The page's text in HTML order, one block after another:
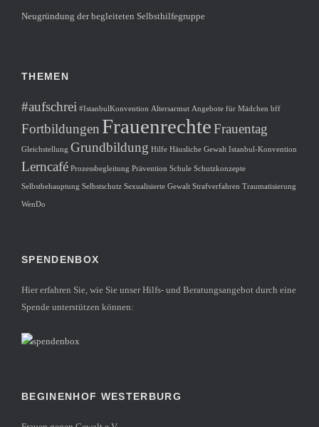
Neugründung der begleiteten Selbsthilfegruppe
THEMEN
#aufschrei #IstanbulKonvention Altersarmut Angebote für Mädchen bff
Fortbildungen FrauenrechteFrauentag
Gleichstellung Grundbildung Hilfe Häusliche Gewalt Istanbul-Konvention
Lerncafé Prozessbegleitung Prävention Schule Schutzkonzepte
Selbstbehauptung Selbstschutz Sexualisierte Gewalt Strafverfahren Traumatisierung
WenDo
SPENDENBOX
Hier erfahren Sie, wie Sie unser Hilfs- und Beratungsangebot durch eine
Spende unterstützen können:
BEGINENHOF WESTERBURG